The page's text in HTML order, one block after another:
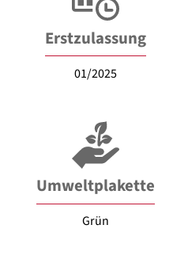
Erstzulassung
01/2025
Umweltplakette
Grün